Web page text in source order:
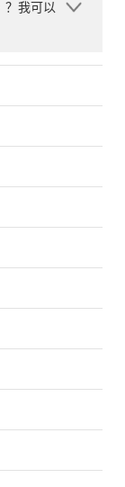
？我可以